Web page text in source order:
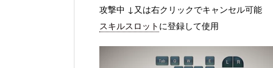
攻撃中 ↓又は右クリックでキャンセル可能
スキルスロット に登録して使用